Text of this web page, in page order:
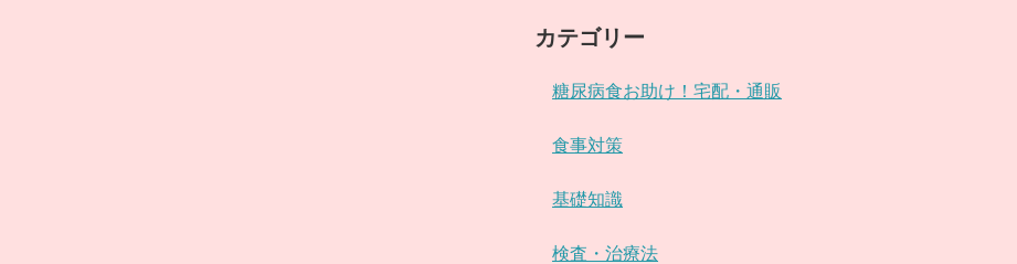
カテゴリー
糖尿病食お助け！宅配・通販
食事対策
基礎知識
検査・治療法